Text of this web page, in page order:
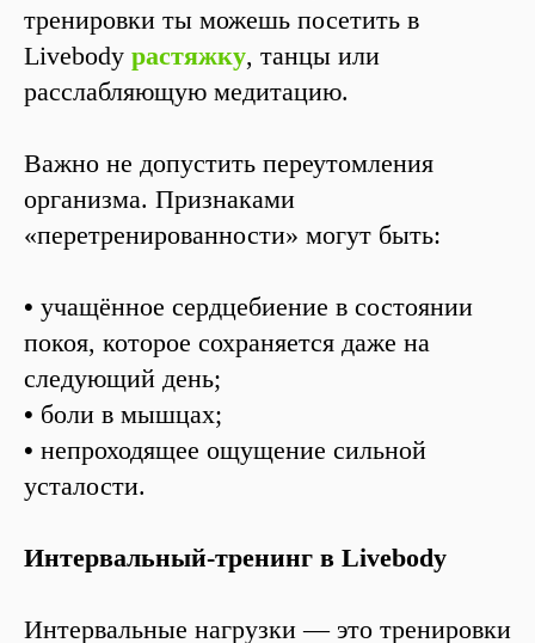
тренировки ты можешь посетить в
Livebody растяжку, танцы или
расслабляющую медитацию.
Важно не допустить переутомления
организма. Признаками
«перетренированности» могут быть:
• учащённое сердцебиение в состоянии
покоя, которое сохраняется даже на
следующий день;
• боли в мышцах;
• непроходящее ощущение сильной
усталости.
Интервальный-тренинг в Livebody
Интервальные нагрузки — это тренировки